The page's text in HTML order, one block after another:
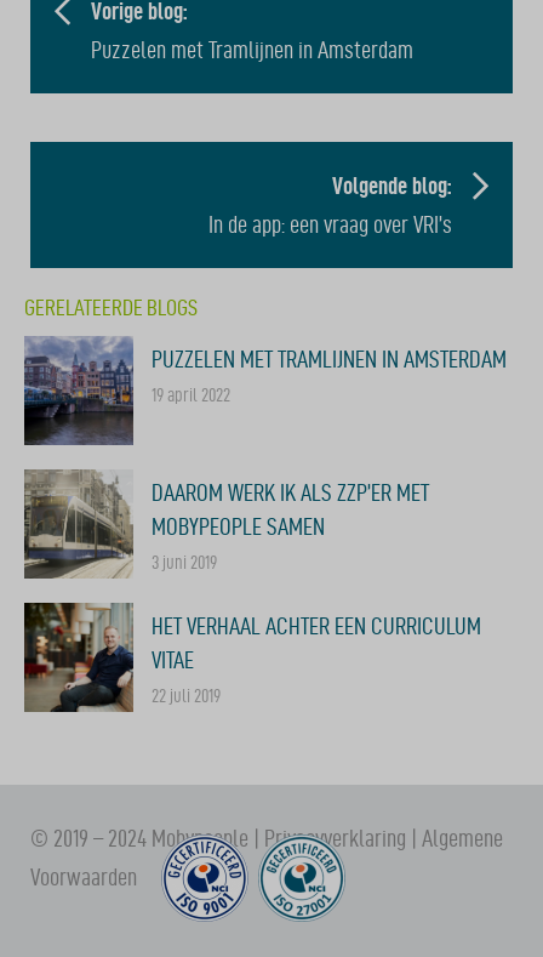
Vorige blog:
Puzzelen met Tramlijnen in Amsterdam
Volgende blog:
In de app: een vraag over VRI’s
GERELATEERDE BLOGS
PUZZELEN MET TRAMLIJNEN IN AMSTERDAM
19 april 2022
DAAROM WERK IK ALS ZZP’ER MET
MOBYPEOPLE SAMEN
3 juni 2019
HET VERHAAL ACHTER EEN CURRICULUM
VITAE
22 juli 2019
© 2019 – 2024 Mobypeople | Privacyverklaring | Algemene
Voorwaarden